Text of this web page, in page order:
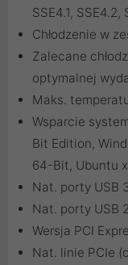
SSE4.1,
Chłodzenie w
Zalecane
optymalnej
Maks.
Wsparcie
Bit Edition,
64-Bit, Ubuntu
Nat. porty USB
Nat. porty USB
Wersja PCI
Nat. linie PCIe